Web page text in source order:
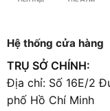
Hệ thống cửa hàng
TRỤ SỞ CHÍNH:
Địa chỉ: Số 16E/2
phố Hồ Chí Minh